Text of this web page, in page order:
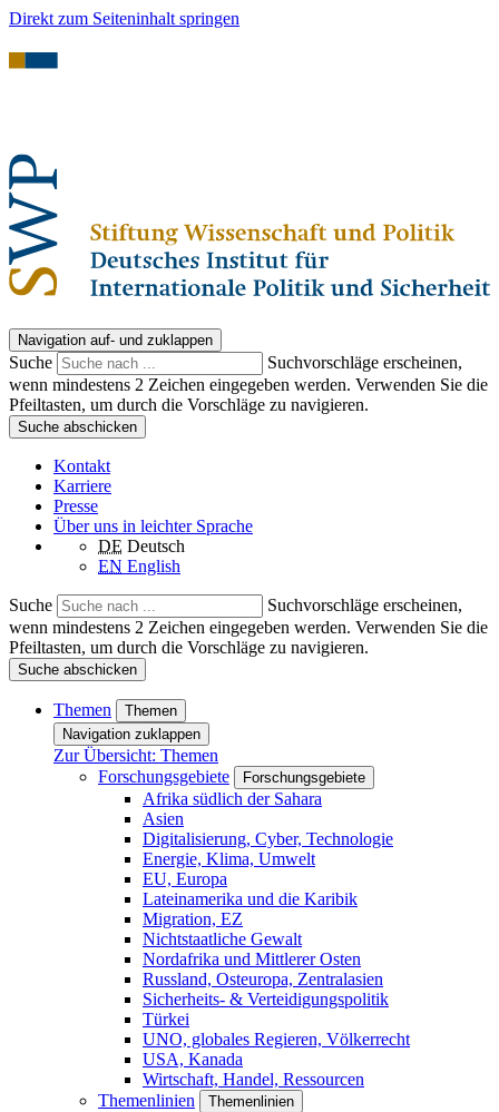
Direkt zum Seiteninhalt springen
Navigation auf- und zuklappen
Suche
Suchvorschläge erscheinen,
wenn mindestens 2 Zeichen eingegeben werden. Verwenden Sie die
Pfeiltasten, um durch die Vorschläge zu navigieren.
Suche abschicken
Kontakt
Karriere
Presse
Über uns in leichter Sprache
DE Deutsch
EN English
Suche
Suchvorschläge erscheinen,
wenn mindestens 2 Zeichen eingegeben werden. Verwenden Sie die
Pfeiltasten, um durch die Vorschläge zu navigieren.
Suche abschicken
Themen
Themen
Navigation zuklappen
Zur Übersicht: Themen
Forschungsgebiete
Forschungsgebiete
Afrika südlich der Sahara
Asien
Digitalisierung, Cyber, Technologie
Energie, Klima, Umwelt
EU, Europa
Lateinamerika und die Karibik
Migration, EZ
Nichtstaatliche Gewalt
Nordafrika und Mittlerer Osten
Russland, Osteuropa, Zentralasien
Sicherheits- & Verteidigungspolitik
Türkei
UNO, globales Regieren, Völkerrecht
USA, Kanada
Wirtschaft, Handel, Ressourcen
Themenlinien
Themenlinien